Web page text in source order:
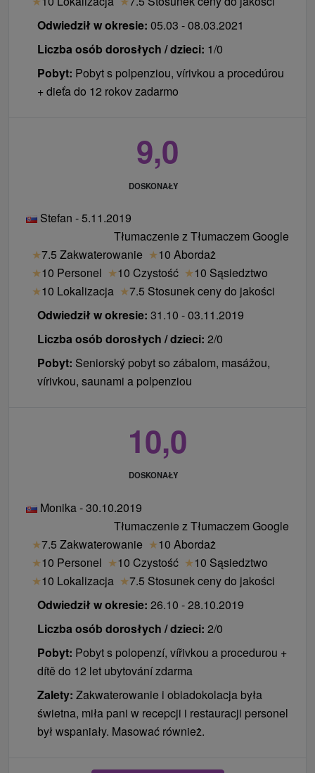
Odwiedził w okresie: 05.03 - 08.03.2021
Liczba osób dorosłych / dzieci: 1/0
Pobyt: Pobyt s polpenziou, vírivkou a procedúrou
+ dieťa do 12 rokov zadarmo
9,0
DOSKONAŁY
Stefan - 5.11.2019
Tłumaczenie z Tłumaczem Google
★7.5 Zakwaterowanie ★10 Abordaż
★10 Personel ★10 Czystość ★10 Sąsiedztwo
★10 Lokalizacja ★7.5 Stosunek ceny do jakości
Odwiedził w okresie: 31.10 - 03.11.2019
Liczba osób dorosłych / dzieci: 2/0
Pobyt: Seniorský pobyt so zábalom, masážou,
vírivkou, saunami a polpenziou
10,0
DOSKONAŁY
Monika - 30.10.2019
Tłumaczenie z Tłumaczem Google
★7.5 Zakwaterowanie ★10 Abordaż
★10 Personel ★10 Czystość ★10 Sąsiedztwo
★10 Lokalizacja ★7.5 Stosunek ceny do jakości
Odwiedził w okresie: 26.10 - 28.10.2019
Liczba osób dorosłych / dzieci: 2/0
Pobyt: Pobyt s polopenzí, vířivkou a procedurou +
dítě do 12 let ubytování zdarma
Zalety: Zakwaterowanie i obiadokolacja była
świetna, miła pani w recepcji i restauracji personel
był wspaniały. Masować również.